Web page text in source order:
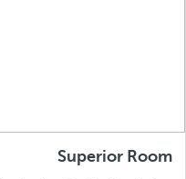
Superior Room